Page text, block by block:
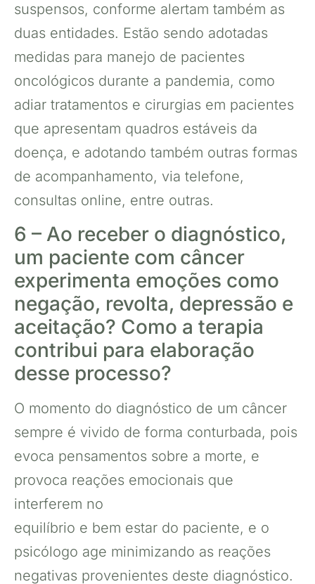
suspensos, conforme alertam também as
duas entidades. Estão sendo adotadas
medidas para manejo de pacientes
oncológicos durante a pandemia, como
adiar tratamentos e cirurgias em pacientes
que apresentam quadros estáveis da
doença, e adotando também outras formas
de acompanhamento, via telefone,
consultas online, entre outras.
6 – Ao receber o diagnóstico,
um paciente com câncer
experimenta emoções como
negação, revolta, depressão e
aceitação? Como a terapia
contribui para elaboração
desse processo?
O momento do diagnóstico de um câncer
sempre é vivido de forma conturbada, pois
evoca pensamentos sobre a morte, e
provoca reações emocionais que
interferem no
equilíbrio e bem estar do paciente, e o
psicólogo age minimizando as reações
negativas provenientes deste diagnóstico.